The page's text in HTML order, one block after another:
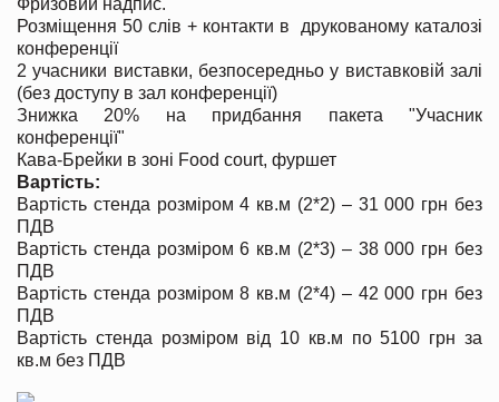
Фризовий надпис.
Розміщення 50 слів + контакти в друкованому каталозі
конференції
2 учасники виставки, безпосередньо у виставковій залі
(без доступу в зал конференції)
Знижка 20% на придбання пакета "Учасник
конференції"
Кава-Брейки в зоні Food court, фуршет
Вартість:
Вартість стенда розміром 4 кв.м (2*2) – 31 000 грн без
ПДВ
Вартість стенда розміром 6 кв.м (2*3) – 38 000 грн без
ПДВ
Вартість стенда розміром 8 кв.м (2*4) – 42 000 грн без
ПДВ
Вартість стенда розміром від 10 кв.м по 5100 грн за
кв.м без ПДВ